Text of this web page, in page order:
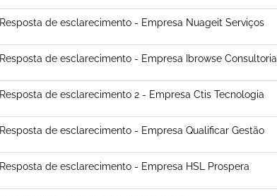
Resposta de esclarecimento - Empresa Nuageit Serviços
Resposta de esclarecimento - Empresa Ibrowse Consultoria
Resposta de esclarecimento 2 - Empresa Ctis Tecnologia
Resposta de esclarecimento - Empresa Qualificar Gestão
Resposta de esclarecimento - Empresa HSL Prospera